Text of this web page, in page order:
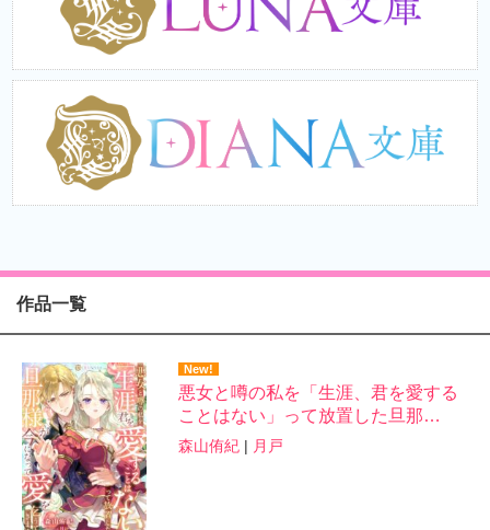
作品一覧
New!
悪女と噂の私を「生涯、君を愛する
ことはない」って放置した旦那…
森山侑紀| 月戸